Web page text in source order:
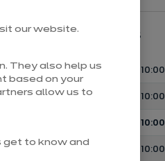
Nos horaires
Lundi 10:00
Mardi
10:00
10:00
Jeudi
10:00
our website.
They also help us
based on your
allow us to
get to know and